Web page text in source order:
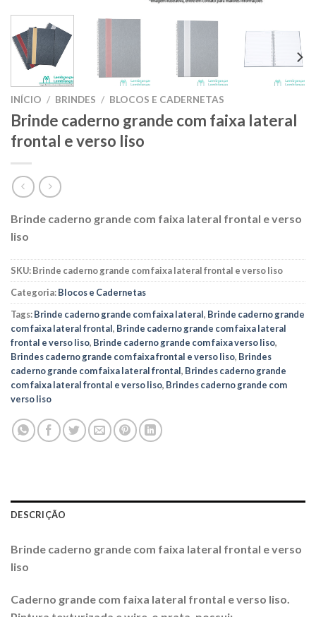
INÍCIO / BRINDES / BLOCOS E CADERNETAS
Brinde caderno grande com faixa lateral
frontal e verso liso
Brinde caderno grande com faixa lateral frontal e verso
liso
SKU:Brinde caderno grande com faixa lateral frontal e verso liso
Categoria:Blocos e Cadernetas
Tags:Brinde caderno grande com faixa lateral, Brinde caderno grande
com faixa lateral frontal, Brinde caderno grande com faixa lateral
frontal e verso liso, Brinde caderno grande com faixa verso liso,
Brindes caderno grande com faixa frontal e verso liso, Brindes
caderno grande com faixa lateral frontal, Brindes caderno grande
com faixa lateral frontal e verso liso, Brindes caderno grande com
verso liso
DESCRIÇÃO
Brinde caderno grande com faixa lateral frontal e verso
liso
Caderno grande com faixa lateral frontal e verso liso.